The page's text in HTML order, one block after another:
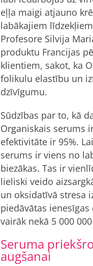
eļļa maigi atjauno
labākajiem
Profesore Silvija
produktu Francijas
klientiem, sakot, ka
folikulu elastību un
dzīvīgumu.
Sūdzības par to, kā
Organiskais serums
efektivitāte ir 95%.
serums ir viens no
biezākas. Tas ir
lieliski veido
un oksidatīvā stresa
piedāvātas
vairāk nekā 5 000
Seruma
augšanai